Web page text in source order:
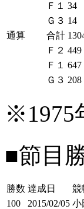
Ｆ１
34
Ｇ３ 14
通算
合計
Ｆ２ 449
Ｆ１
647
Ｇ３ 208
※1975
■節目
勝数 達成日
競
100
2015/02/05 小